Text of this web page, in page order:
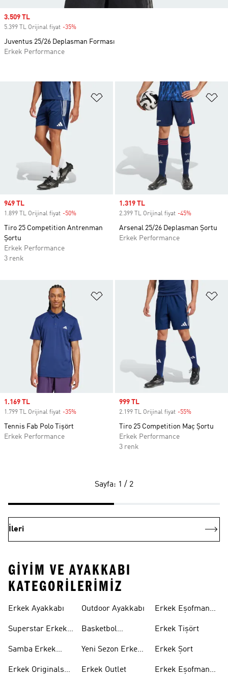
Favori Listesine Ekle
Sale price
949 TL
1.899 TL Orijinal fiyat -50%
Tiro 25 Competition Antrenman
Şortu
Erkek Performance
3 renk
Sale price
1.319 TL
2.399 TL Orijinal fiyat -45%
Arsenal 25/26 Deplasman Şortu
Erkek Performance
Favori Listesine Ekle
Sale price
1.169 TL
1.799 TL Orijinal fiyat -35%
Tennis Fab Polo Tişört
Erkek Performance
Sale price
999 TL
2.199 TL Orijinal fiyat -55%
Tiro 25 Competition Maç Şortu
Erkek Performance
3 renk
Sale price
3.509 TL
5.399 TL Orijinal fiyat -35%
Juventus 25/26 Deplasman Forması
Erkek Performance
Sayfa: 1 / 2
İleri
GIYIM VE AYAKKABI
KATEGORILERIMIZ
Erkek Ayakkabı
Superstar Erkek
Samba Erkek
Erkek Originals
Outdoor Ayakkabı
Basketbol
Yeni Sezon Erkek
Erkek Outlet
Erkek Eşofman
Erkek Tişört
Erkek Şort
Erkek Eşofman